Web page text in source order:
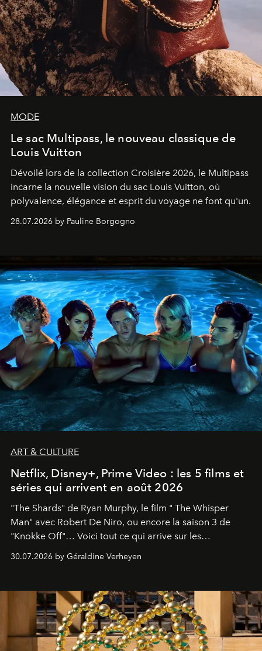
MODE
Le sac Multipass, le nouveau classique de
Louis Vuitton
Dévoilé lors de la collection Croisière 2026, le Multipass
incarne la nouvelle vision du sac Louis Vuitton, où
polyvalence, élégance et esprit du voyage ne font qu'un.
28.07.2026 by Pauline Borgogno
ART & CULTURE
Netflix, Disney+, Prime Video : les 5 films et
séries qui arrivent en août 2026
"The Shards" de Ryan Murphy, le film " The Whisper
Man" avec Robert De Niro, ou encore la saison 3 de
"Knokke Off"… Voici tout ce qui arrive sur les
plateformes de streaming en août 2026.
30.07.2026 by Géraldine Verheyen